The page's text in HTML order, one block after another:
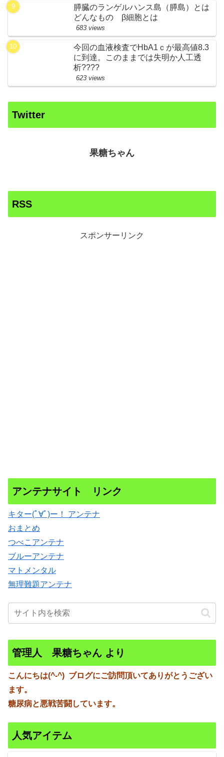
膵臓のランゲルハンス島（膵島）とは
どんなもの β細胞とは
683 views
今回の血液検査でHbA1ｃが最高値8.3
に到達。このままでは失明か人工透
析????
623 views
Twitter
果糖ちゃん
RSS
スポンサーリンク
アンテナサイト リンク
キター(ﾟ∀ﾟ)ー！ アンテナ
おまとめ
つべこアンテナ
ブルーアンテナ
マトメンタル
無理難題アンテナ
管理人 果糖ちゃん より
こんにちは(^-^) ブログにご訪問頂いてありがとうござい
ます。
糖尿病と悪戦苦闘しています。
人気アイテム